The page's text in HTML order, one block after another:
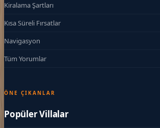
Kiralama Şartları
Kısa Süreli Fırsatlar
Navigasyon
Tüm Yorumlar
ÖNE ÇIKANLAR
Popüler Villalar